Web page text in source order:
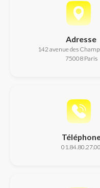
Adresse
142 avenue des
75008 Paris
01.84.80.27.00